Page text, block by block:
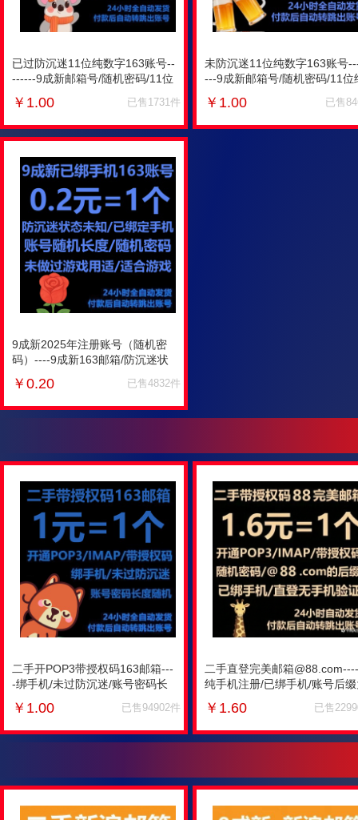
已过防沉迷11位纯数字163账号--
------9成新邮箱号/随机密码/11位
POP3/死绑无法改密
￥ 1.00 已售1731件
未防沉迷11位纯数字163账号
---9成新邮箱号/随机密码/11位
死绑无法改密
￥ 1.00 已售
9成新2025年注册账号（随机密
码）----9成新163邮箱/防沉迷状
未设密保/适合游戏
￥ 0.20 已售4832件
二手开POP3带授权码163邮箱---
-绑手机/未过防沉迷/账号密码长
码
￥ 1.00 已售94902件
二手直登完美邮箱
纯手机注册/已绑手机/账号后
授权码
￥ 1.60 已售